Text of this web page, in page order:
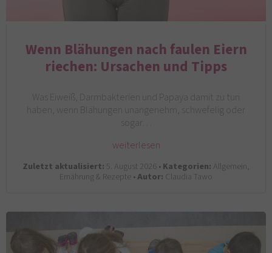
Wenn Blähungen nach faulen Eiern
riechen: Ursachen und Tipps
Was Eiweiß, Darmbakterien und Papaya damit zu tun
haben, wenn Blähungen unangenehm, schwefelig oder
sogar…
weiterlesen
Zuletzt aktualisiert: 5. August 2026 •Kategorien: Allgemein,
Ernährung & Rezepte •Autor: Claudia Tawo